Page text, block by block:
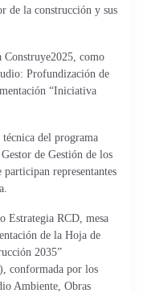
de la construcción y sus
Construye2025, como
Profundización de
“Iniciativa
del programa
de Gestión de los
representantes
Estrategia RCD, mesa
de la Hoja de
2035”
), conformada por los
Ambiente, Obras